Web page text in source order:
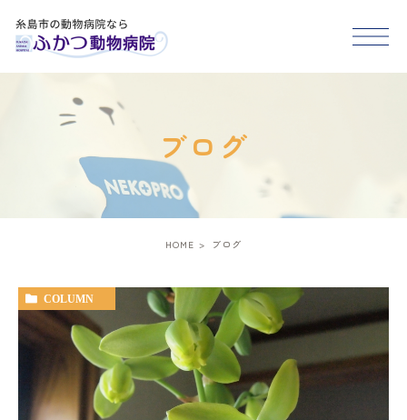
HOME
医院紹介
スタッフ紹介
アクセス
糸島市･福岡市西区で
ブログ
HOME ブログ
COLUMN